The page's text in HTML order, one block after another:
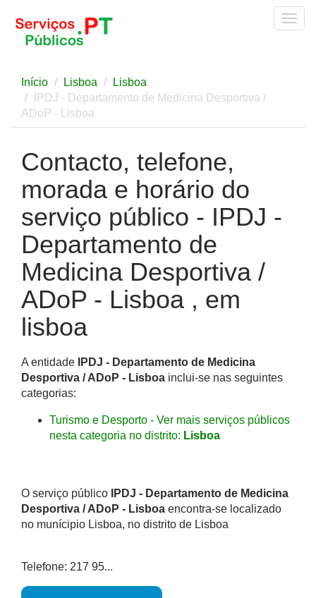
Início Lisboa
Lisboa
IPDJ - Departamento de Medicina Desportiva /
ADoP - Lisboa
Contacto, telefone,
morada e horário do
serviço público - IPDJ -
Departamento de
Medicina Desportiva /
ADoP - Lisboa , em
lisboa
A entidade
IPDJ - Departamento de Medicina
Desportiva / ADoP - Lisboa inclui-se nas seguintes
categorias:
Turismo e Desporto - Ver mais serviços públicos
nesta categoria no distrito: Lisboa
O serviço público
IPDJ - Departamento de Medicina
Desportiva / ADoP - Lisboa encontra-se localizado
no munícipio Lisboa, no distrito de Lisboa
Telefone: 217 95...